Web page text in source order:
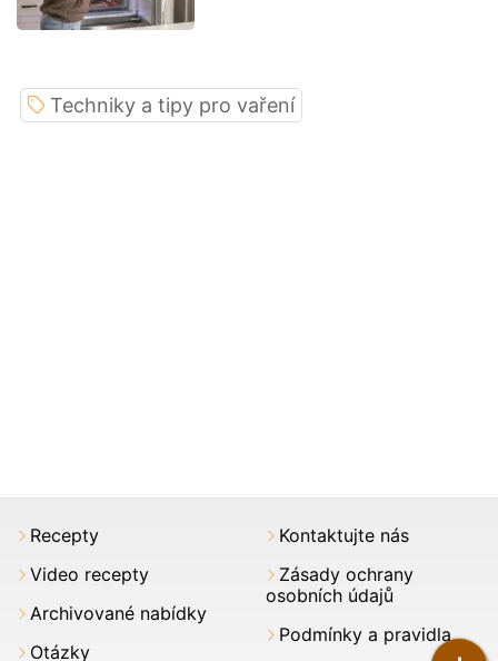
Techniky a tipy pro vaření
Recepty
Video recepty
Archivované nabídky
Otázky
Kontaktujte nás
Zásady ochrany
osobních údajů
Podmínky a pravidla